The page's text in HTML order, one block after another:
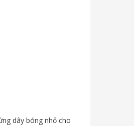
dây bóng nhỏ cho